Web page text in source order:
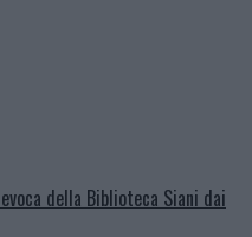
della Biblioteca Siani dai